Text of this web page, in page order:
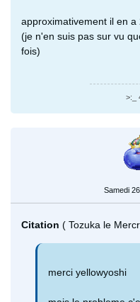
approximativement il en
(je n'en suis pas sur vu
fois)
>:_
Samedi
Citation ( Tozuka le
merci yellowyoshi